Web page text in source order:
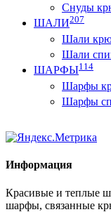
Снуды
ШАЛИ207
Шали
Шали
ШАРФЫ114
Шарфы
Шарфы
Информация
Красивые и теплые
шарфы, связанные